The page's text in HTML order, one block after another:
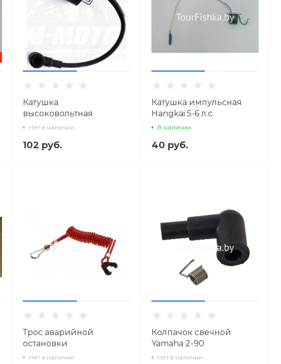
Катушка
высоковольтная
(зажигания) Hangkai 5-6
Нет в наличии
102 руб.
Катушка импульсная
Hangkai 5-6 л.с.
В наличии
40 руб.
Трос аварийной
остановки
Нет в наличии
Колпачок свечной
Yamaha 2-90
Нет в наличии